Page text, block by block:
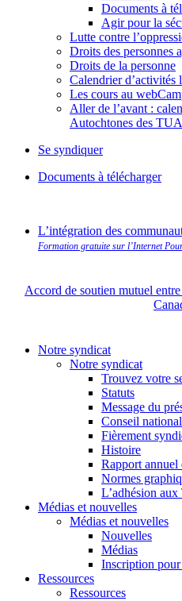
Documents à
Agir pour la
Lutte contre
Droits des personnes
Droits de la personne
Calendrier d’activités
Les cours au
Aller de l’avant :
Autochtones des
Se syndiquer
Documents à télécharger
L’intégration des
Formation gratuite sur l’Internet
Accord de soutien mutuel
Notre syndicat
Notre syndicat
Trouvez votre
Statuts
Message du
Conseil national
Fièrement
Histoire
Rapport
Normes
L’adhésion
Médias et nouvelles
Médias et nouvelles
Nouvelles
Médias
Inscription
Ressources
Ressources